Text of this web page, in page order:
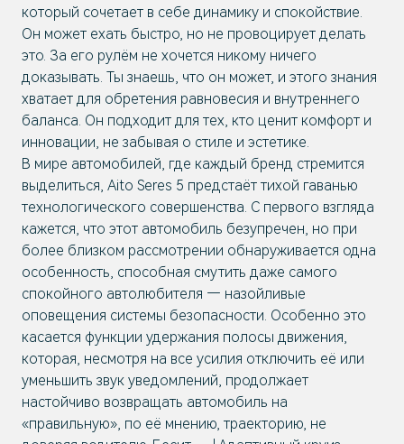
который сочетает в себе динамику и спокойствие.
Он может ехать быстро, но не провоцирует делать
это. За его рулём не хочется никому ничего
доказывать. Ты знаешь, что он может, и этого знания
хватает для обретения равновесия и внутреннего
баланса. Он подходит для тех, кто ценит комфорт и
инновации, не забывая о стиле и эстетике.
В мире автомобилей, где каждый бренд стремится
выделиться, Aito Seres 5 предстаёт тихой гаванью
технологического совершенства. С первого взгляда
кажется, что этот автомобиль безупречен, но при
более близком рассмотрении обнаруживается одна
особенность, способная смутить даже самого
спокойного автолюбителя — назойливые
оповещения системы безопасности. Особенно это
касается функции удержания полосы движения,
которая, несмотря на все усилия отключить её или
уменьшить звук уведомлений, продолжает
настойчиво возвращать автомобиль на
«правильную», по её мнению, траекторию, не